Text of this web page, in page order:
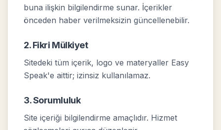
buna ilişkin bilgilendirme sunar. İçerikler
önceden haber verilmeksizin güncellenebilir.
2. Fikri Mülkiyet
Sitedeki tüm içerik, logo ve materyaller Easy
Speak'e aittir; izinsiz kullanılamaz.
3. Sorumluluk
Site içeriği bilgilendirme amaçlıdır. Hizmet